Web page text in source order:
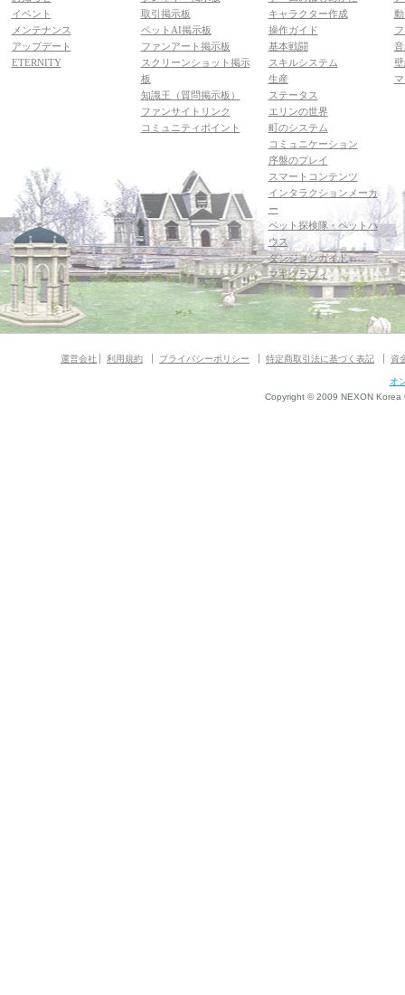
イベント
メンテナンス
アップデート
ETERNITY
取引掲示板
ペットAI掲示板
ファンアート掲示板
スクリーンショット掲示
板
知識王（質問掲示板）
ファンサイトリンク
コミュニティポイント
キャラクター作成
操作ガイド
基本戦闘
スキルシステム
生産
ステータス
エリンの世界
町のシステム
コミュニケーション
序盤のプレイ
スマートコンテンツ
インタラクションメーカ
ー
ペット探検隊・ペットハ
ウス
ダンジョンガイド
マギグラフィ
運営会社 利用規約 プライバシーポリシー 特定商取引法に基づく表記 資
オ
Copyright © 2009 NEXON Korea